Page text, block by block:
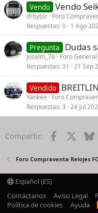
Vendo Vendo
drbytor Foro
Respuestas 0 1 Ago
Pregunta Dudas
Joselm_76 Foro General
Respuestas 31 21 Sep
Vendido
Yankee
Foro
Respuestas 3 24 Jul
Compartir: Facebook
Foro Compraventa Relojes
Español (ES)
Contáctanos
Aviso Legal
Política de cookies
Ayuda